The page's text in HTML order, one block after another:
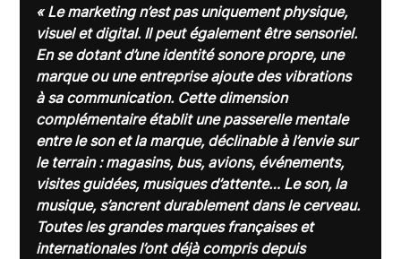
« Le marketing n’est pas uniquement physique,
visuel et digital. Il peut également être sensoriel.
En se dotant d’une identité sonore propre, une
marque ou une entreprise ajoute des vibrations
à sa communication. Cette dimension
complémentaire établit une passerelle mentale
entre le son et la marque, déclinable à l’envie sur
le terrain : magasins, bus, avions, événements,
visites guidées, musiques d’attente… Le son, la
musique, s’ancrent durablement dans le cerveau.
Toutes les grandes marques françaises et
internationales l’ont déjà compris depuis